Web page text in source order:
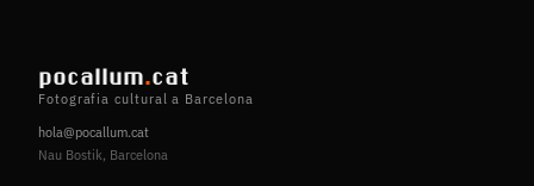
pocallum.cat
Fotografia cultural a Barcelona
hola@pocallum.cat
Nau Bostik, Barcelona